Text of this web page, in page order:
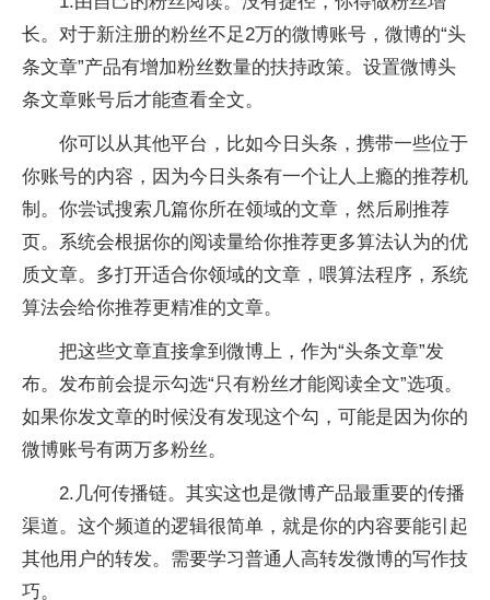
长。对于新注册的粉丝不足2万的微博账号，微博的“头
条文章”产品有增加粉丝数量的扶持政策。设置微博头
条文章账号后才能查看全文。
你可以从其他平台，比如今日头条，携带一些位于
你账号的内容，因为今日头条有一个让人上瘾的推荐机
制。你尝试搜索几篇你所在领域的文章，然后刷推荐
页。系统会根据你的阅读量给你推荐更多算法认为的优
质文章。多打开适合你领域的文章，喂算法程序，系统
算法会给你推荐更精准的文章。
把这些文章直接拿到微博上，作为“头条文章”发
布。发布前会提示勾选“只有粉丝才能阅读全文”选项。
如果你发文章的时候没有发现这个勾，可能是因为你的
微博账号有两万多粉丝。
2.几何传播链。其实这也是微博产品最重要的传播
渠道。这个频道的逻辑很简单，就是你的内容要能引起
其他用户的转发。需要学习普通人高转发微博的写作技
巧。